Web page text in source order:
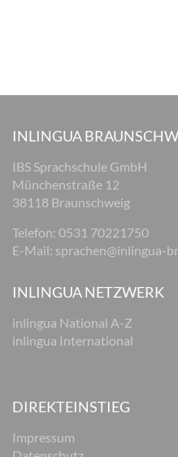
INLINGUA
IBS Sprachschule GmbH
Münchenstraße 12
38118 Braunschweig
Telefon: 0531 70221750
E-Mail: sprachen@inlingua-
INLINGUA NETZWERK
inlingua National A-Z
inlingua International
DIREKTEINSTIEG
Impressum